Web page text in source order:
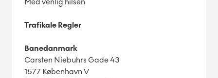
Trafikale Regler
Banedanmark
Carsten Niebuhrs Gade 43
1577 København V